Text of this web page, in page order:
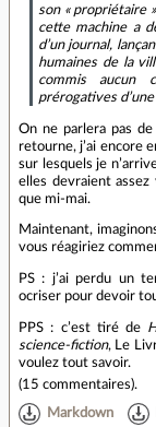
son « propriétaire
cette machine a
d’un journal,
humaines de la
commis aucun
prérogatives
On ne parlera pas
retourne, j’ai encore
sur lesquels je
elles devraient assez
que mi-mai.
Maintenant,
vous réagiriez
PS : j’ai perdu un
ocriser pour devoir
PPS : c’est tiré de
science-fiction, Le
voulez tout savoir.
(15 commentaires).
Markdown